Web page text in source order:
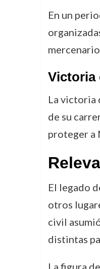
En un
Victoria
La victoria
de su
proteger a
El legado
otros
civil
distintas
La figura